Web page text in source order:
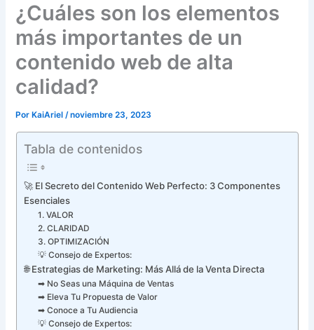
¿Cuáles son los elementos
más importantes de un
contenido web de alta
calidad?
Por KaiAriel/noviembre 23, 2023
Tabla de contenidos
🚀 El Secreto del Contenido Web Perfecto: 3 Componentes
Esenciales
1. VALOR
2. CLARIDAD
3. OPTIMIZACIÓN
💡 Consejo de Expertos:
🌐 Estrategias de Marketing: Más Allá de la Venta Directa
➡ No Seas una Máquina de Ventas
➡ Eleva Tu Propuesta de Valor
➡ Conoce a Tu Audiencia
💡 Consejo de Expertos: